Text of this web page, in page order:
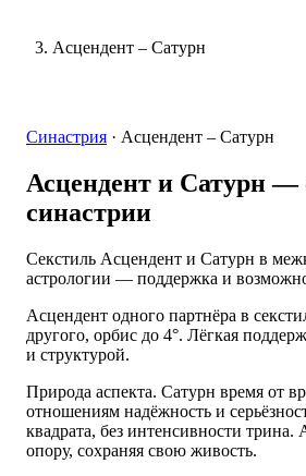
Асцендент – Сатурн
Синастрия · Асцендент – Сатурн
Асцендент и Сатурн—
синастрии
Секстиль Асцендент и Сатурн в
астрологии — поддержка и
Асцендент одного партнёра в
другого, орбис до 4°. Лёгкая
и структурой.
Природа аспекта. Сатурн время от
отношениям надёжность и
квадрата, без интенсивности трина.
опору, сохраняя свою живость.